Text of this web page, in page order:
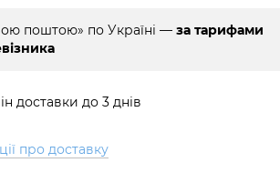
поштою» по Україні — за тарифами
доставки до 3 днів
про доставку